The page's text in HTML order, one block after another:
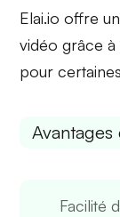
Elai.io offre
vidéo grâce à
pour
Avantages
Facilité